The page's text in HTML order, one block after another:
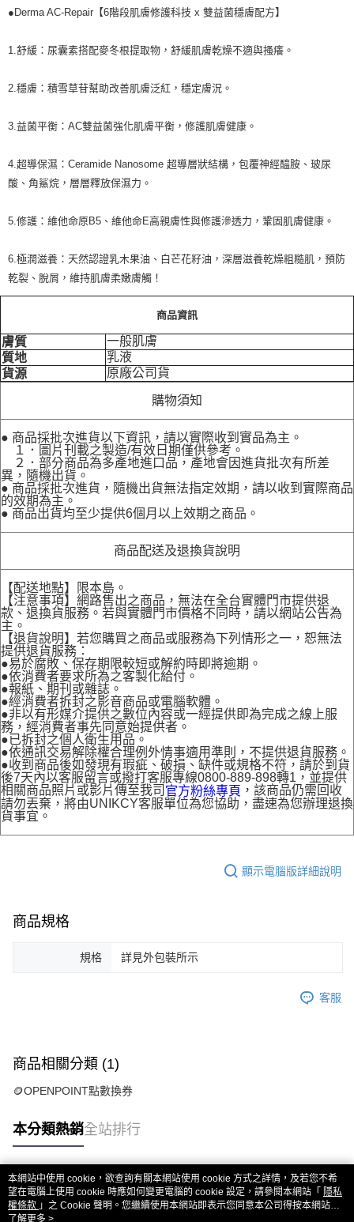
●Derma AC-Repair【6階段肌膚修護科技 x 雙益菌穩膚配方】
1.舒緩：尿囊素搭配麥冬根提取物，舒緩肌膚乾燥不適與搔癢。
2.穩膚：積雪草苷幫助改善肌膚泛紅，穩定膚況。
3.益菌平衡：AC雙益菌強化肌膚平衡，修護肌膚健康。
4.超導保濕：Ceramide Nanosome 超導層狀結構，包覆神經醯胺、玻尿
酸、角鯊烷，層層釋放保濕力。
5.修護：維他命原B5、維他命E高親膚性與修護滲透力，鞏固肌膚健康。
6.極潤滋養：天然認證乳木果油、白芒花籽油，深層滋養乾燥粗糙肌，預防
乾裂、脫屑，維持肌膚柔嫩膚觸！
商品資訊
膚質
一般肌膚
質地
乳液
貨源
原廠公司貨
購物須知
● 商品採批次進貨以下資訊，請以實際收到實品為主。
１．圖片刊載之製造/有效日期僅供參考。
２．部分商品為多產地進口品，產地會因進貨批次有所差
異，隨機出貨。
● 商品採批次進貨，隨機出貨無法指定效期，請以收到實際商品
的效期為主。
● 商品出貨均至少提供6個月以上效期之商品。
商品配送及退換貨說明
【配送地點】限本島。
【注意事項】網路售出之商品，無法在全台實體門市提供退
款、退換貨服務。若與實體門市價格不同時，請以網站公告為
主。
【退貨說明】若您購買之商品或服務為下列情形之一，恕無法
提供退貨服務：
●易於腐敗、保存期限較短或解約時即將逾期。
●依消費者要求所為之客製化給付。
●報紙、期刊或雜誌。
●經消費者拆封之影音商品或電腦軟體。
●非以有形媒介提供之數位內容或一經提供即為完成之線上服
務，經消費者事先同意始提供者。
●已拆封之個人衛生用品。
●依通訊交易解除權合理例外情事適用準則，不提供退貨服務。
●收到商品後如發現有瑕疵、破損、缺件或規格不符，請於到貨
後7天內以客服留言或撥打客服專線0800-889-898轉1，並提供
相關商品照片或影片傳至我司 官方粉絲專頁 ，該商品仍需回收
請勿丟棄，將由UNIKCY客服單位為您協助，盡速為您辦理退換
貨事宜。
顯示電腦版詳細說明
商品規格
規格 詳見外包裝所示
客服
商品相關分類 (1)
🪙OPENPOINT點數換券
本分類熱銷全站排行
熱門標籤
本網站中使用 cookie，欲查詢有關本網站使用 cookie 方式之詳情，及若您不希
望在電腦上使用 cookie 時應如何變更電腦的 cookie 設定，請參閱本網站「 隱私
權條款 」之 Cookie 聲明。您繼續使用本網站即表示您同意本公司得按本網站使
用條款之 Cookie 聲明使用 cookie。
了解更多 >